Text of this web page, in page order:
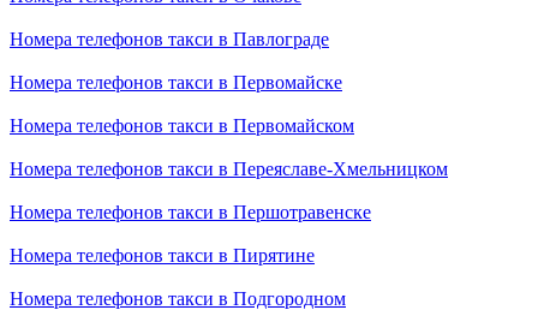
Номера телефонов такси в Павлограде
Номера телефонов такси в Первомайске
Номера телефонов такси в Первомайском
Номера телефонов такси в Переяславе-Хмельницком
Номера телефонов такси в Першотравенске
Номера телефонов такси в Пирятине
Номера телефонов такси в Подгородном